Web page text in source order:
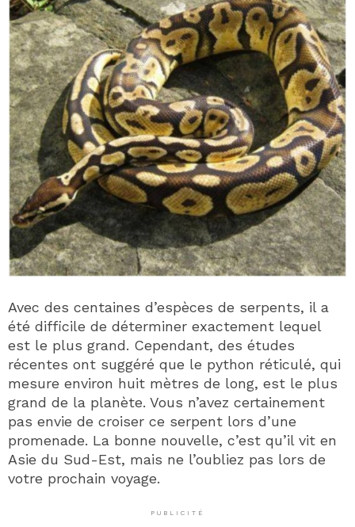
Avec des centaines d’espèces de serpents, il a
été difficile de déterminer exactement lequel
est le plus grand. Cependant, des études
récentes ont suggéré que le python réticulé, qui
mesure environ huit mètres de long, est le plus
grand de la planète. Vous n’avez certainement
pas envie de croiser ce serpent lors d’une
promenade. La bonne nouvelle, c’est qu’il vit en
Asie du Sud-Est, mais ne l’oubliez pas lors de
votre prochain voyage.
PUBLICITÉ